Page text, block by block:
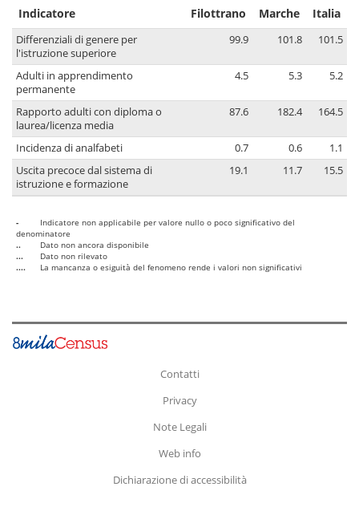
Indicatore Filottrano Marche Italia
Differenziali di genere per
l'istruzione superiore
99.9 101.8 101.5
Adulti in apprendimento
permanente
4.5 5.3 5.2
Rapporto adulti con diploma o
laurea/licenza media
87.6 182.4 164.5
Incidenza di analfabeti 0.7 0.6
1.1
Uscita precoce dal sistema di
istruzione e formazione
19.1 11.7 15.5
-
Indicatore non applicabile per valore nullo o poco significativo del
denominatore
..
Dato non ancora disponibile
...
Dato non rilevato
....
La mancanza o esiguità del fenomeno rende i valori non significativi
Contatti
Privacy
Note Legali
Web info
Dichiarazione di accessibilità